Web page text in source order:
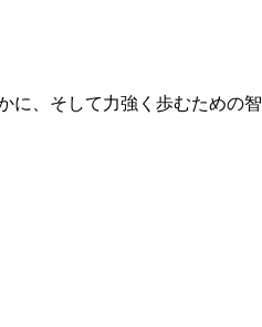
に、そして力強く歩むための智